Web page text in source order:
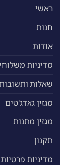
ראשי
חנות
אודות
מדיניות
שאלות ותשובות
מגזין גאדג'טים
מגזין מתנות
תקנון
מדיניות פרטיות